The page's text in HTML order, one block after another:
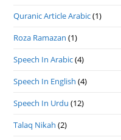
Quranic Article Arabic(1)
Roza Ramazan (1)
Speech In Arabic(4)
Speech In English (4)
Speech In Urdu (12)
Talaq Nikah (2)